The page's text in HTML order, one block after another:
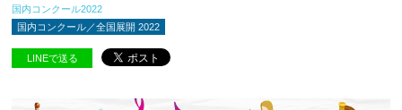
国内コンクール2022
国内コンクール／全国展開 2022
LINEで送る